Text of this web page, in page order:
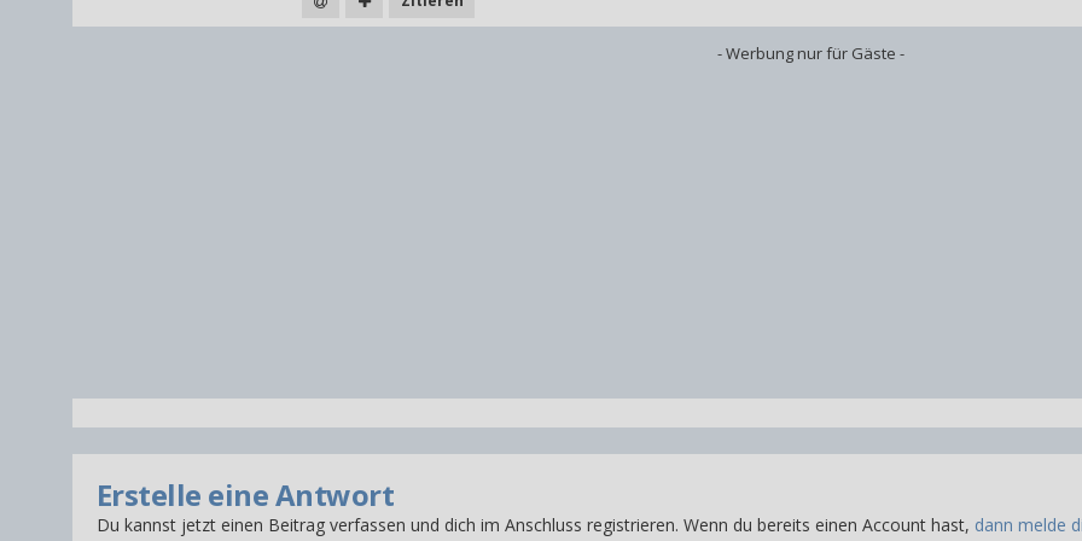
- Werbung nur für Gäste -
Erstelle eine Antwort
Du kannst jetzt einen Beitrag verfassen und dich im Anschluss registrieren. Wenn du bereits einen Account hast, dann melde